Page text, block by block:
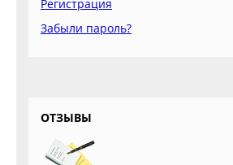
Регистрация
Забыли пароль?
ОТЗЫВЫ